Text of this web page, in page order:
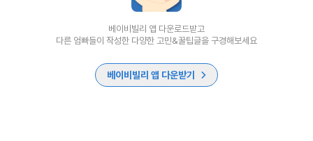
베이비빌리 앱 다운로드받고
다른 엄빠들이 작성한 다양한 고민&꿀팁글을 구경해보세요
베이비빌리 앱 다운받기